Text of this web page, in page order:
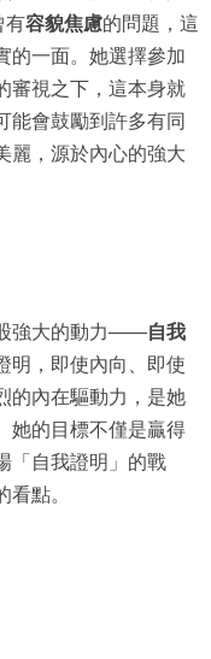
有容貌焦慮的問題，這
的一面。她選擇參加
審視之下，這本身就
能會鼓勵到許多有同
麗，源於內心的強大
強大的動力——自我
明，即使內向、即使
的內在驅動力，是她
她的目標不僅是贏得
「自我證明」的戰
點。